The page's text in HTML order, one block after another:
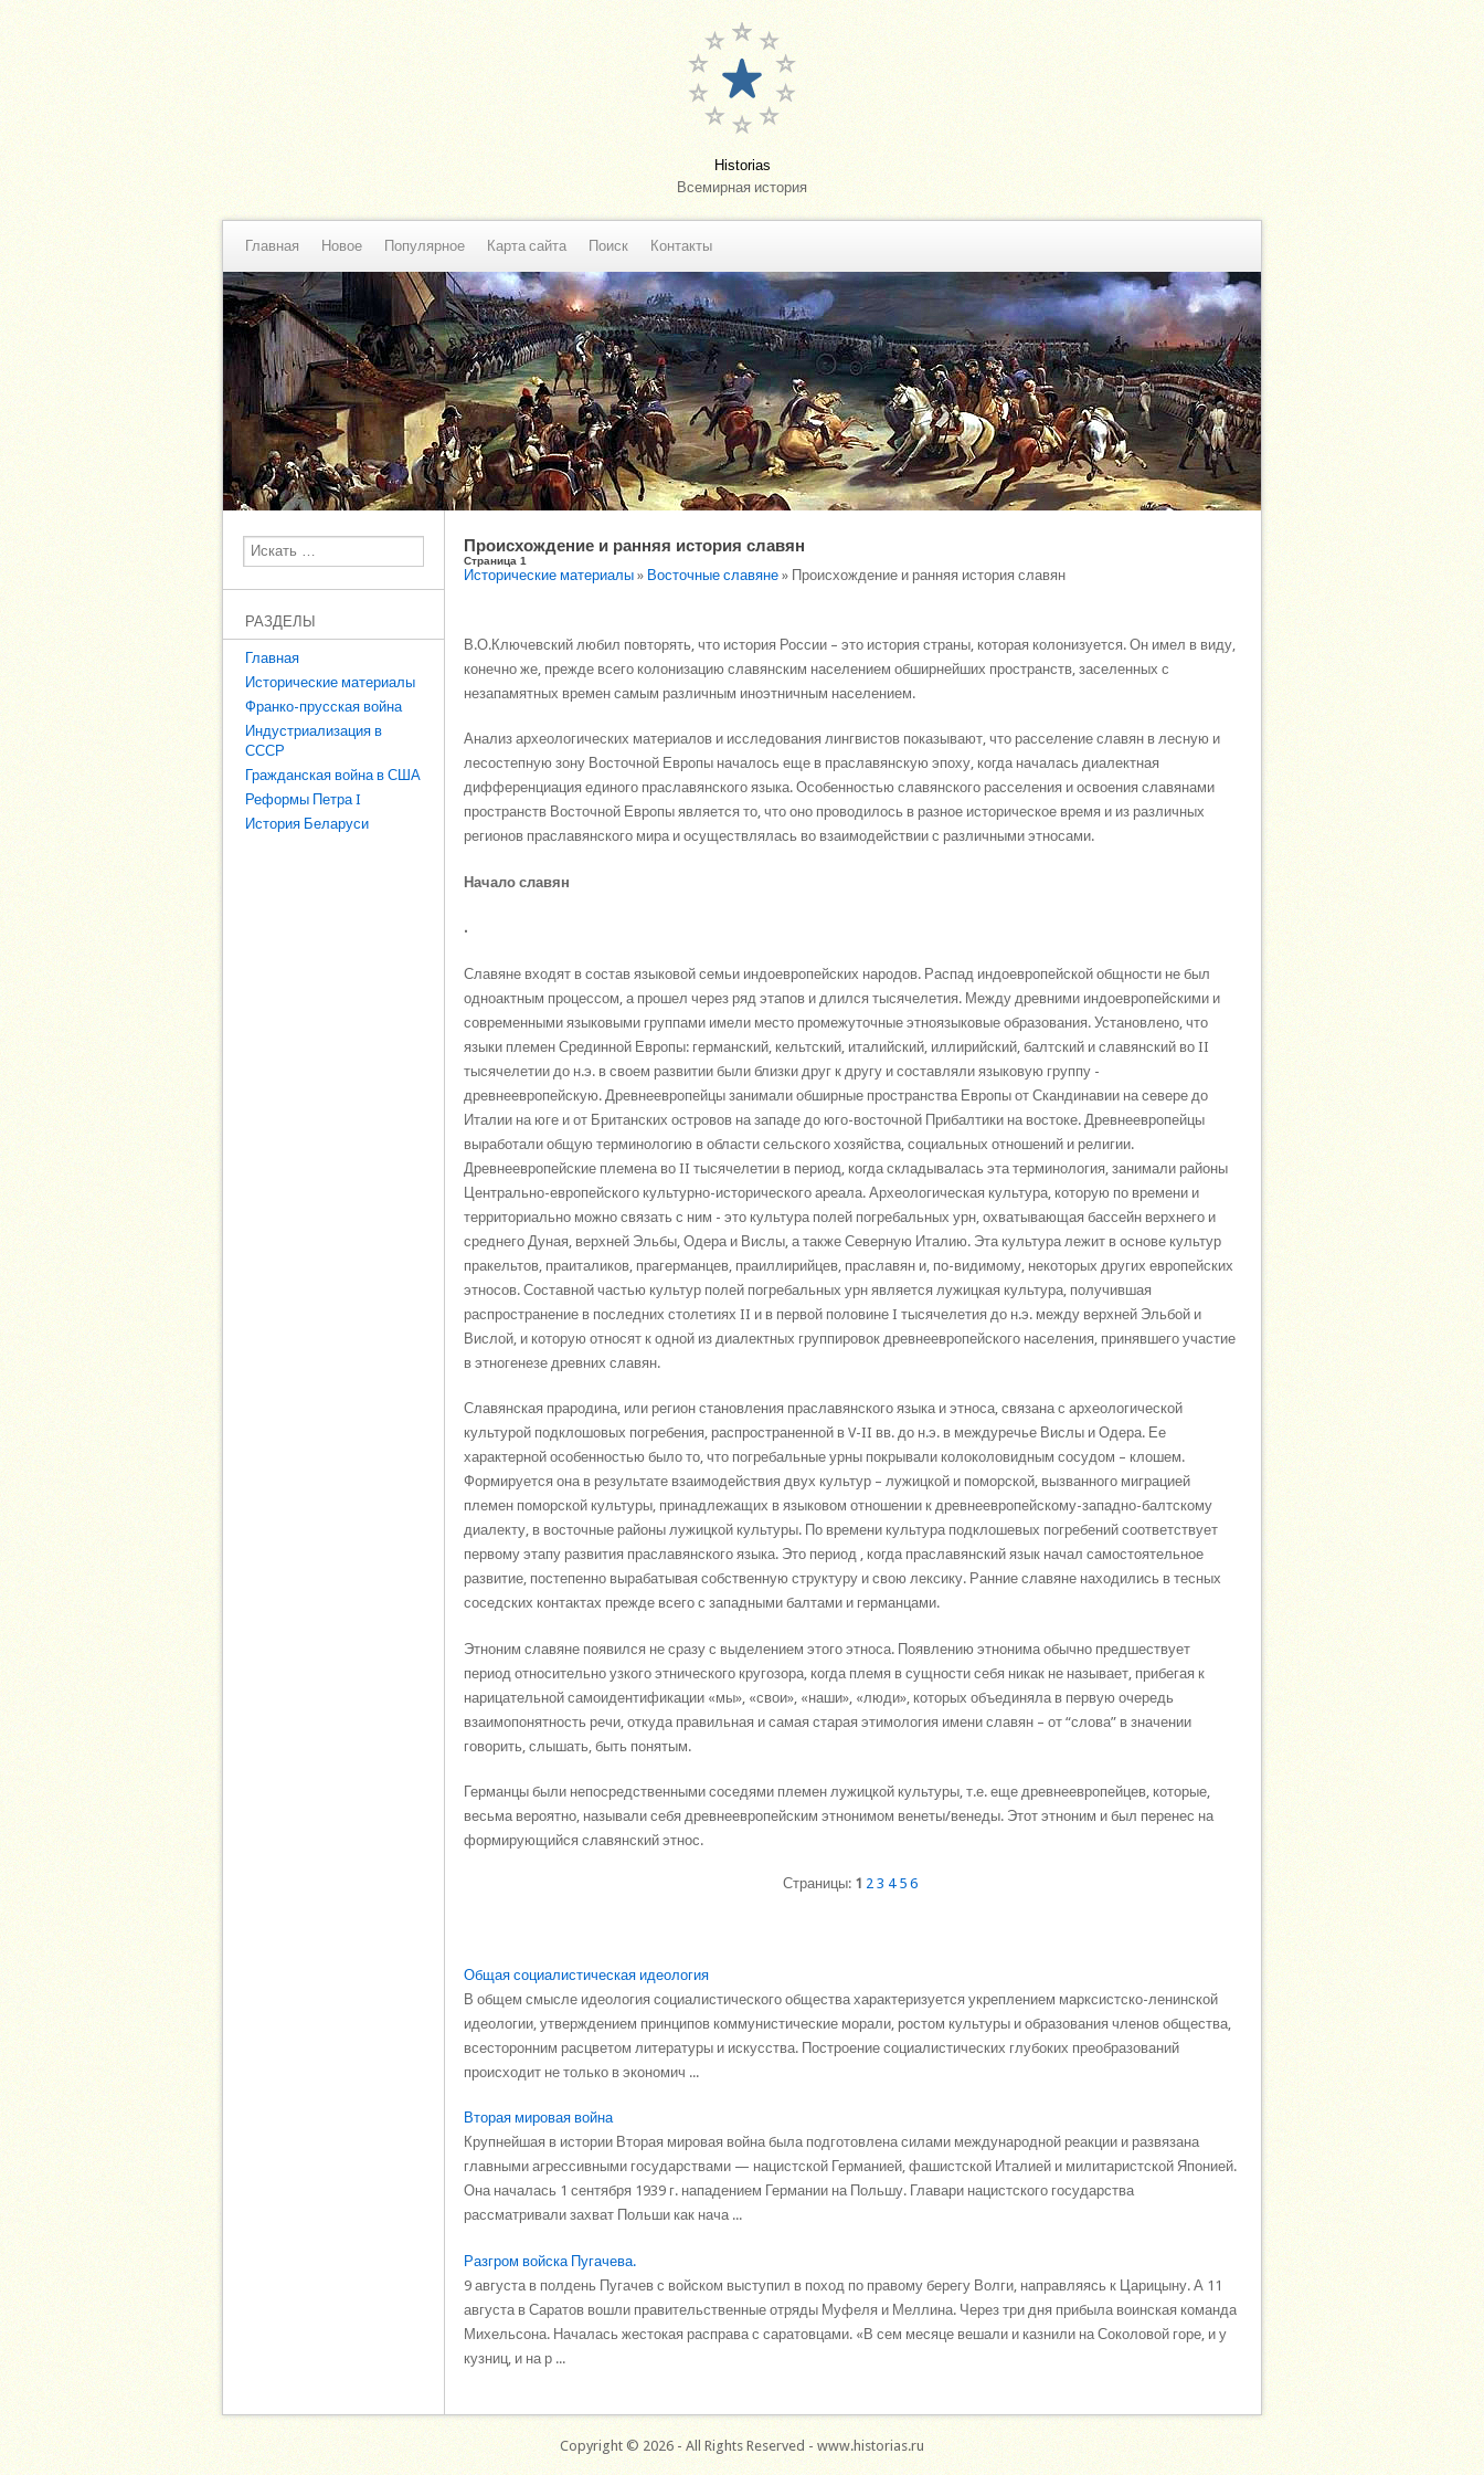
Historias
Всемирная история
Главная Новое Популярное Карта сайта Поиск Контакты
Поиск
РАЗДЕЛЫ
Главная
Исторические материалы
Франко-прусская война
Индустриализация в
СССР
Гражданская война в США
Реформы Петра I
История Беларуси
Происхождение и ранняя история славян
Страница 1
Исторические материалы » Восточные славяне » Происхождение и ранняя история славян
В.О.Ключевский любил повторять, что история России – это история страны, которая колонизуется. Он имел в виду,
конечно же, прежде всего колонизацию славянским населением обширнейших пространств, заселенных с
незапамятных времен самым различным иноэтничным населением.
Анализ археологических материалов и исследования лингвистов показывают, что расселение славян в лесную и
лесостепную зону Восточной Европы началось еще в праславянскую эпоху, когда началась диалектная
дифференциация единого праславянского языка. Особенностью славянского расселения и освоения славянами
пространств Восточной Европы является то, что оно проводилось в разное историческое время и из различных
регионов праславянского мира и осуществлялась во взаимодействии с различными этносами.
Начало славян
.
Славяне входят в состав языковой семьи индоевропейских народов. Распад индоевропейской общности не был
одноактным процессом, а прошел через ряд этапов и длился тысячелетия. Между древними индоевропейскими и
современными языковыми группами имели место промежуточные этноязыковые образования. Установлено, что
языки племен Срединной Европы: германский, кельтский, италийский, иллирийский, балтский и славянский во II
тысячелетии до н.э. в своем развитии были близки друг к другу и составляли языковую группу -
древнеевропейскую. Древнеевропейцы занимали обширные пространства Европы от Скандинавии на севере до
Италии на юге и от Британских островов на западе до юго-восточной Прибалтики на востоке. Древнеевропейцы
выработали общую терминологию в области сельского хозяйства, социальных отношений и религии.
Древнеевропейские племена во II тысячелетии в период, когда складывалась эта терминология, занимали районы
Центрально-европейского культурно-исторического ареала. Археологическая культура, которую по времени и
территориально можно связать с ним - это культура полей погребальных урн, охватывающая бассейн верхнего и
среднего Дуная, верхней Эльбы, Одера и Вислы, а также Северную Италию. Эта культура лежит в основе культур
пракельтов, праиталиков, прагерманцев, праиллирийцев, праславян и, по-видимому, некоторых других европейских
этносов. Составной частью культур полей погребальных урн является лужицкая культура, получившая
распространение в последних столетиях II и в первой половине I тысячелетия до н.э. между верхней Эльбой и
Вислой, и которую относят к одной из диалектных группировок древнеевропейского населения, принявшего участие
в этногенезе древних славян.
Славянская прародина, или регион становления праславянского языка и этноса, связана с археологической
культурой подклошовых погребения, распространенной в V-II вв. до н.э. в междуречье Вислы и Одера. Ее
характерной особенностью было то, что погребальные урны покрывали колоколовидным сосудом – клошем.
Формируется она в результате взаимодействия двух культур – лужицкой и поморской, вызванного миграцией
племен поморской культуры, принадлежащих в языковом отношении к древнеевропейскому-западно-балтскому
диалекту, в восточные районы лужицкой культуры. По времени культура подклошевых погребений соответствует
первому этапу развития праславянского языка. Это период , когда праславянский язык начал самостоятельное
развитие, постепенно вырабатывая собственную структуру и свою лексику. Ранние славяне находились в тесных
соседских контактах прежде всего с западными балтами и германцами.
Этноним славяне появился не сразу с выделением этого этноса. Появлению этнонима обычно предшествует
период относительно узкого этнического кругозора, когда племя в сущности себя никак не называет, прибегая к
нарицательной самоидентификации «мы», «свои», «наши», «люди», которых объединяла в первую очередь
взаимопонятность речи, откуда правильная и самая старая этимология имени славян – от “слова” в значении
говорить, слышать, быть понятым.
Германцы были непосредственными соседями племен лужицкой культуры, т.е. еще древнеевропейцев, которые,
весьма вероятно, называли себя древнеевропейским этнонимом венеты/венеды. Этот этноним и был перенес на
формирующийся славянский этнос.
Страницы: 1 2 3 4 5 6
Общая социалистическая идеология
В общем смысле идеология социалистического общества характеризуется укреплением марксистско-ленинской
идеологии, утверждением принципов коммунистические морали, ростом культуры и образования членов общества,
всесторонним расцветом литературы и искусства. Построение социалистических глубоких преобразований
происходит не только в экономич ...
Вторая мировая война
Крупнейшая в истории Вторая мировая война была под­готовлена силами международной реакции и развязана
главными агрессивными государствами — нацистской Германией, фашистской Италией и милитаристской Японией.
Она началась 1 сентября 1939 г. нападением Германии на Польшу. Главари нацистского государства
рассматривали захват Польши как нача ...
Разгром войска Пугачева.
9 августа в полдень Пугачев с войском выступил в поход по правому берегу Волги, направляясь к Царицыну. А 11
августа в Саратов вошли правительственные отряды Муфеля и Меллина. Через три дня прибыла воинская команда
Михельсона. Началась жестокая расправа с саратовцами. «В сем месяце вешали и казнили на Соколовой горе, и у
кузниц, и на р ...
Copyright © 2026 - All Rights Reserved - www.historias.ru